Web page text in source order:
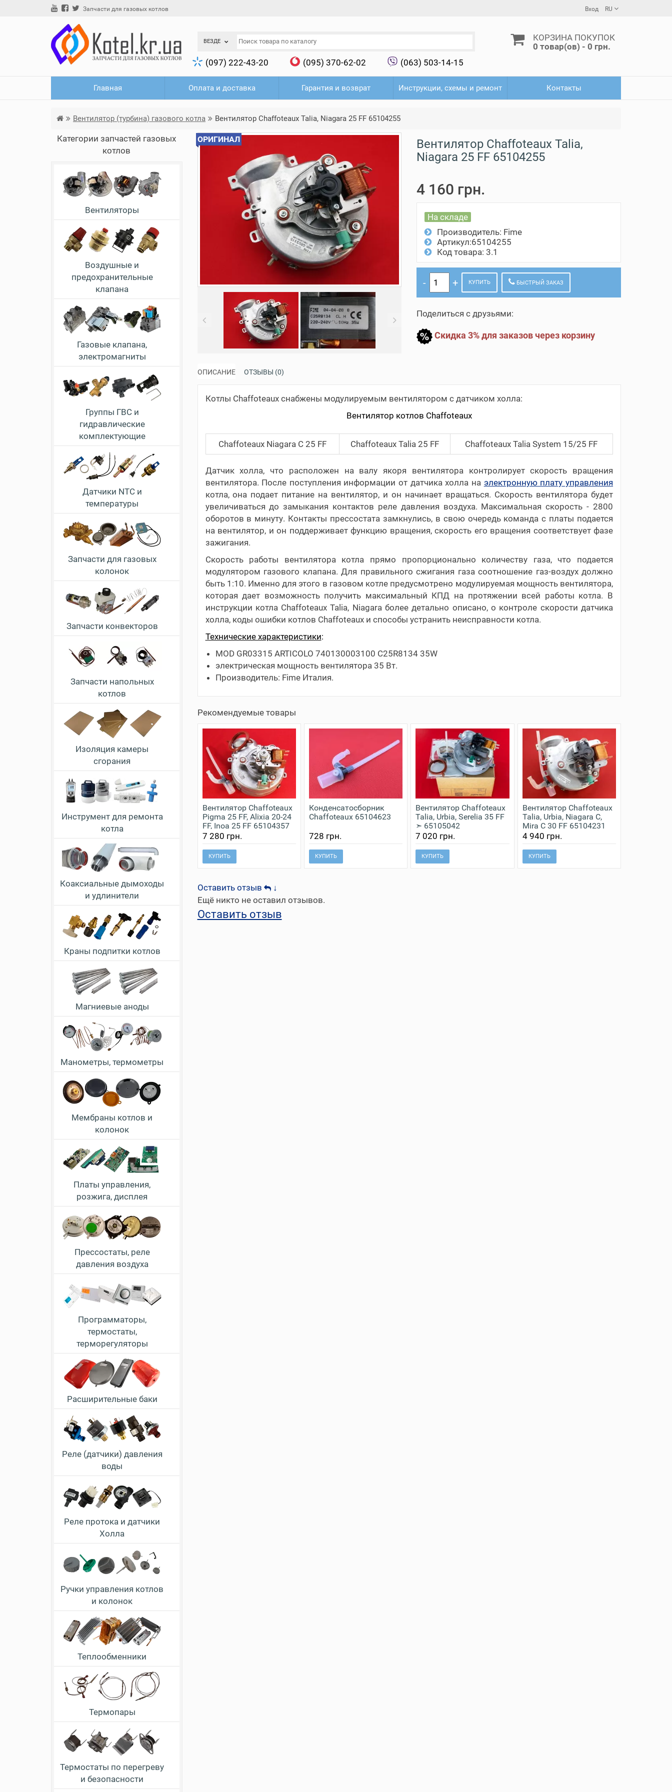
Запчасти для газовых котлов Вход RU
ВЕЗДЕ
(097) 222-43-20 (095) 370-62-02 (063) 503-14-15
КОРЗИНА ПОКУПОК
0 товар(ов) - 0 грн.
Главная Оплата и доставка Гарантия и возврат Инструкции, схемы и ремонт Контакты
Вентилятор (турбина) газового котла Вентилятор Сhaffoteaux Talia, Niagara 25 FF 65104255
Категории запчастей газовых
котлов
Вентиляторы
Воздушные и
предохранительные
клапана
Газовые клапана,
электромагниты
Группы ГВС и
гидравлические
комплектующие
Датчики NTC и
температуры
Запчасти для газовых
колонок
Запчасти конвекторов
Запчасти напольных
котлов
Изоляция камеры
сгорания
Инструмент для ремонта
котла
Коаксиальные дымоходы
и удлинители
Краны подпитки котлов
Магниевые аноды
Манометры, термометры
Мембраны котлов и
колонок
Платы управления,
розжига, дисплея
Прессостаты, реле
давления воздуха
Программаторы,
термостаты,
терморегуляторы
Расширительные баки
Реле (датчики) давления
воды
Реле протока и датчики
Холла
Ручки управления котлов
и колонок
Теплообменники
Термопары
Термостаты по перегреву
и безопасности
ОРИГИНАЛ
Previous Next
Вентилятор Сhaffoteaux Talia,
Niagara 25 FF 65104255
4 160 грн.
На складе
Производитель: Fime
Артикул:65104255
Код товара: 3.1
КУПИТЬ БЫСТРЫЙ ЗАКАЗ
Поделиться с друзьями:
Скидка 3% для заказов через корзину
ОПИСАНИЕ ОТЗЫВЫ (0)
Котлы Сhaffoteaux снабжены модулируемым вентилятором с датчиком холла:
Вентилятор котлов Сhaffoteaux
Сhaffoteaux Niagara C 25 FF Сhaffoteaux Talia 25 FF Сhaffoteaux Talia System 15/25 FF
Датчик холла, что расположен на валу якоря вентилятора контролирует скорость вращения
вентилятора. После поступления информации от датчика холла на электронную плату управления
котла, она подает питание на вентилятор, и он начинает вращаться. Скорость вентилятора будет
увеличиваться до замыкания контактов реле давления воздуха. Максимальная скорость - 2800
оборотов в минуту. Контакты прессостата замкнулись, в свою очередь команда с платы подается
на вентилятор, и он поддерживает функцию вращения, скорость его вращения соответствует фазе
зажигания.
Скорость работы вентилятора котла прямо пропорционально количеству газа, что подается
модулятором газового клапана. Для правильного сжигания газа соотношение газ-воздух должно
быть 1:10. Именно для этого в газовом котле предусмотрено модулируемая мощность вентилятора,
которая дает возможность получить максимальный КПД на протяжении всей работы котла. В
инструкции котла Сhaffoteaux Talia, Niagara более детально описано, о контроле скорости датчика
холла, коды ошибки котлов Сhaffoteaux и способы устранить неисправности котла.
Технические характеристики:
MOD GR03315 ARTICOLO 740130003100 C25R8134 35W
электрическая мощность вентилятора 35 Вт.
Производитель: Fime Италия.
Рекомендуемые товары
Вентилятор Сhaffoteaux
Pigma 25 FF, Alixia 20-24
FF, Inoa 25 FF 65104357
7 280 грн.
КУПИТЬ
Конденсатосборник
Сhaffoteaux 65104623
728 грн.
КУПИТЬ
Вентилятор Chaffoteaux
Talia, Urbia, Serelia 35 FF
➣ 65105042
7 020 грн.
КУПИТЬ
Вентилятор Сhaffoteaux
Talia, Urbia, Niagara C,
Mira C 30 FF 65104231
4 940 грн.
КУПИТЬ
Оставить отзыв
↓
Ещё никто не оставил отзывов.
Оставить отзыв